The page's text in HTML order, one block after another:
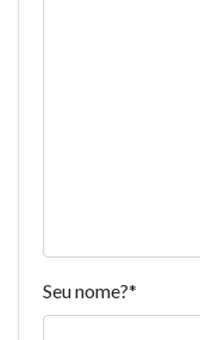
Seu nome?*